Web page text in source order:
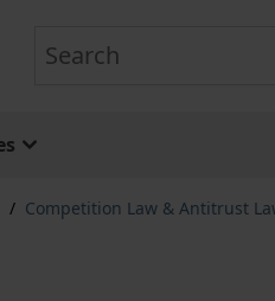
/ Competition Law & Antitrust